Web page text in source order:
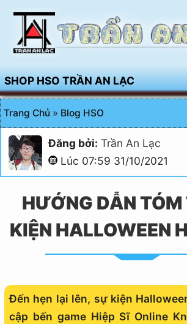
SHOP HSO TRẦN AN LẠC
Trang Chủ » Blog HSO
Đăng bởi: Trần An Lạc
Lúc 07:59 31/10/2021
HƯỚNG DẪN TÓM
KIỆN HALLOWEEN
Đến hẹn lại lên, sự kiện
cập bến game Hiệp Sĩ Online